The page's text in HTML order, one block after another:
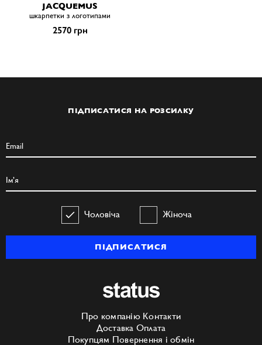
JACQUEMUS
шкарпетки з логотипами
2570 грн
ПІДПИСАТИСЯ НА РОЗСИЛКУ
Чоловіча Жіноча
ПІДПИСАТИСЯ
Про компанію Контакти
Доставка Оплата
Покупцям Повернення і обмін